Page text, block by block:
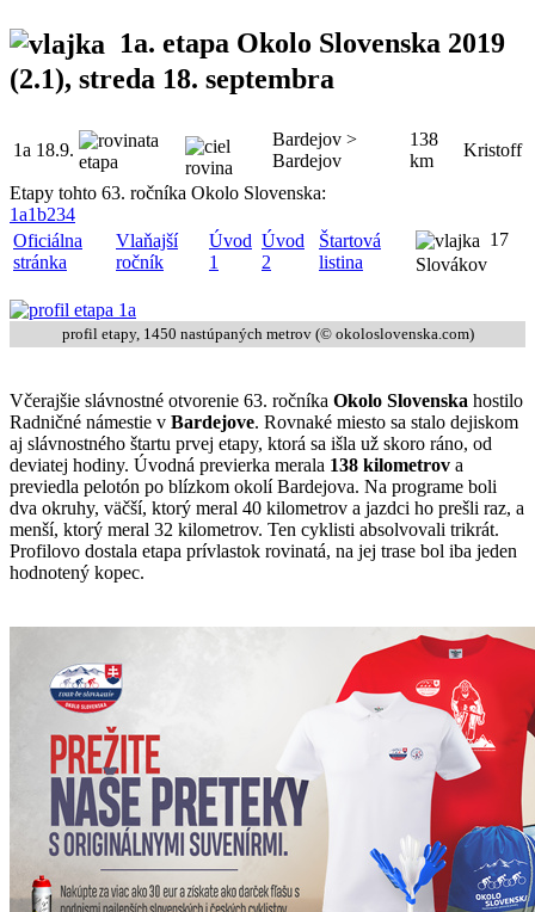
1a. etapa Okolo Slovenska 2019
(2.1), streda 18. septembra
1a 18.9.
Bardejov >
Bardejov
138
km
Kristoff
Etapy tohto 63. ročníka Okolo Slovenska:
1a1b234
Oficiálna
stránka
Vlaňajší
ročník
Úvod
1
Úvod
2
Štartová
listina
17
Slovákov
profil etapy, 1450 nastúpaných metrov (© okoloslovenska.com)
Včerajšie slávnostné otvorenie 63. ročníka Okolo Slovenska hostilo
Radničné námestie v Bardejove. Rovnaké miesto sa stalo dejiskom
aj slávnostného štartu prvej etapy, ktorá sa išla už skoro ráno, od
deviatej hodiny. Úvodná previerka merala 138 kilometrov a
previedla pelotón po blízkom okolí Bardejova. Na programe boli
dva okruhy, väčší, ktorý meral 40 kilometrov a jazdci ho prešli raz, a
menší, ktorý meral 32 kilometrov. Ten cyklisti absolvovali trikrát.
Profilovo dostala etapa prívlastok rovinatá, na jej trase bol iba jeden
hodnotený kopec.